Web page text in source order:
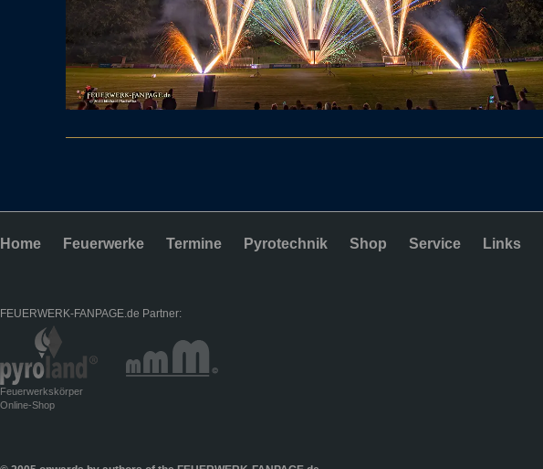
Home Feuerwerke Termine Pyrotechnik Shop Service Links
FEUERWERK-FANPAGE.de Partner:
Feuerwerkskörper
Online-Shop